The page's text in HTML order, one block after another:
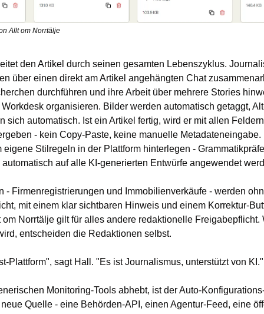
Allt om Norrtälje
den Artikel durch seinen gesamten Lebenszyklus.
über einen direkt am Artikel angehängten Chat
durchführen und ihre Arbeit über mehrere Stories
organisieren. Bilder werden automatisch getaggt,
sich automatisch. Ist ein Artikel fertig, wird er mit allen
- kein Copy-Paste, keine manuelle Metadateneingabe.
Stilregeln in der Plattform hinterlegen -
auf alle KI-generierten Entwürfe angewendet
- Firmenregistrierungen und Immobilienverkäufe - werden
mit einem klar sichtbaren Hinweis und einem Korrektur-
om Norrtälje gilt für alles andere redaktionelle Freigabepflicht.
entscheiden die Redaktionen selbst.
Plattform", sagt Hall. "Es ist Journalismus, unterstützt von KI."
Monitoring-Tools abhebt, ist der Auto-
Quelle - eine Behörden-API, einen Agentur-Feed, eine